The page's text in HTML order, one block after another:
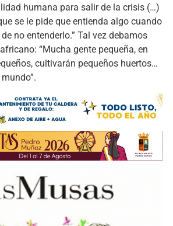
humana para salir de la crisis (…)
se le pide que entienda algo cuando
no entenderlo.” Tal vez debamos
“Mucha gente pequeña, en
cultivarán pequeños huertos…